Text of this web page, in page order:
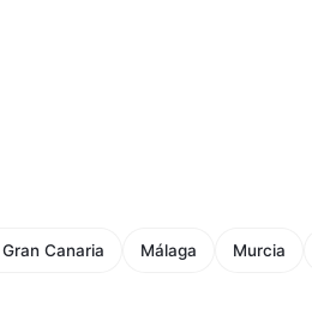
Canaria Málaga Murcia